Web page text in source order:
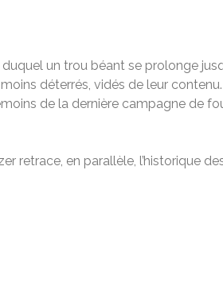
un trou béant se prolonge
déterrés, vidés de leur
de la dernière campagne de
retrace, en parallèle, l’historique